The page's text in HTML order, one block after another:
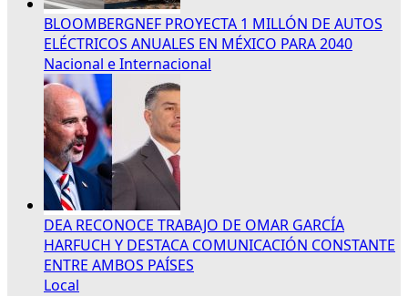
BLOOMBERGNEF PROYECTA 1 MILLÓN DE AUTOS
ELÉCTRICOS ANUALES EN MÉXICO PARA 2040
Nacional e Internacional
DEA RECONOCE TRABAJO DE OMAR GARCÍA
HARFUCH Y DESTACA COMUNICACIÓN CONSTANTE
ENTRE AMBOS PAÍSES
Local